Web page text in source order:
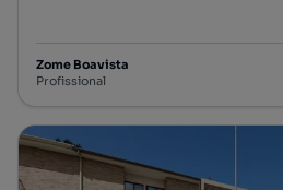
Zome Boavista
Profissional